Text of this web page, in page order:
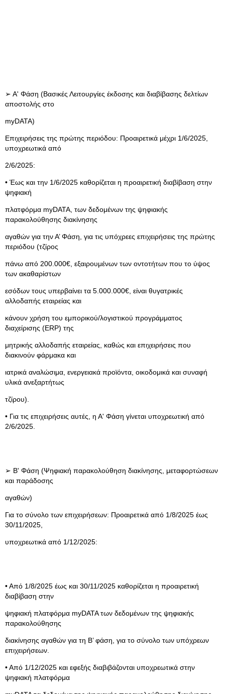
➢ Α' Φάση (Βασικές Λειτουργίες έκδοσης και διαβίβασης δελτίων
αποστολής στο
myDATA)
Επιχειρήσεις της πρώτης περιόδου: Προαιρετικά μέχρι 1/6/2025,
υποχρεωτικά από
2/6/2025:
• Έως και την 1/6/2025 καθορίζεται η προαιρετική διαβίβαση στην
ψηφιακή
πλατφόρμα myDATA, των δεδομένων της ψηφιακής
παρακολούθησης διακίνησης
αγαθών για την Α’ Φάση, για τις υπόχρεες επιχειρήσεις της πρώτης
περιόδου (τζίρος
πάνω από 200.000€, εξαιρουμένων των οντοτήτων που το ύψος
των ακαθαρίστων
εσόδων τους υπερβαίνει τα 5.000.000€, είναι θυγατρικές
αλλοδαπής εταιρείας και
κάνουν χρήση του εμπορικού/λογιστικού προγράμματος
διαχείρισης (ERP) της
μητρικής αλλοδαπής εταιρείας, καθώς και επιχειρήσεις που
διακινούν φάρμακα και
ιατρικά αναλώσιμα, ενεργειακά προϊόντα, οικοδομικά και συναφή
υλικά ανεξαρτήτως
τζίρου).
• Για τις επιχειρήσεις αυτές, η Α' Φάση γίνεται υποχρεωτική από
2/6/2025.
➢ Β' Φάση (Ψηφιακή παρακολούθηση διακίνησης, μεταφορτώσεων
και παράδοσης
αγαθών)
Για το σύνολο των επιχειρήσεων: Προαιρετικά από 1/8/2025 έως
30/11/2025,
υποχρεωτικά από 1/12/2025:
• Από 1/8/2025 έως και 30/11/2025 καθορίζεται η προαιρετική
διαβίβαση στην
ψηφιακή πλατφόρμα myDATA των δεδομένων της ψηφιακής
παρακολούθησης
διακίνησης αγαθών για τη Β’ φάση, για το σύνολο των υπόχρεων
επιχειρήσεων.
• Από 1/12/2025 και εφεξής διαβιβάζονται υποχρεωτικά στην
ψηφιακή πλατφόρμα